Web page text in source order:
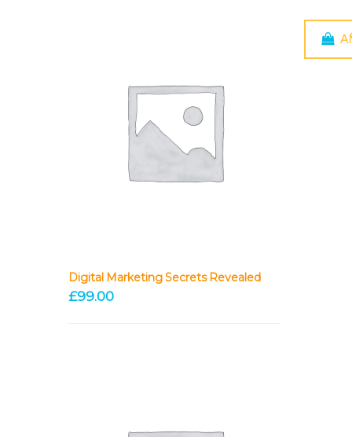
Digital Marketing Secrets Revealed
£99.00